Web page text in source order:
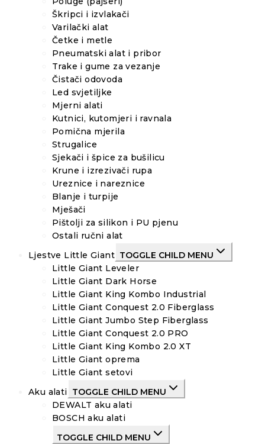
Škripci i izvlakači
Varilački alat
Četke i metle
Pneumatski alat i pribor
Trake i gume za vezanje
Čistači odovoda
Led svjetiljke
Mjerni alati
Kutnici, kutomjeri i ravnala
Pomična mjerila
Strugalice
Sjekači i špice za bušilicu
Krune i izrezivači rupa
Ureznice i nareznice
Blanje i turpije
Mješači
Pištolji za silikon i PU pjenu
Ostali ručni alat
Ljestve Little Giant TOGGLE CHILD MENU
Little Giant Leveler
Little Giant Dark Horse
Little Giant King Kombo Industrial
Little Giant Conquest 2.0 Fiberglass
Little Giant Jumbo Step Fiberglass
Little Giant Conquest 2.0 PRO
Little Giant King Kombo 2.0 XT
Little Giant oprema
Little Giant setovi
Aku alati TOGGLE CHILD MENU
DEWALT aku alati
BOSCH aku alati
TOGGLE CHILD MENU